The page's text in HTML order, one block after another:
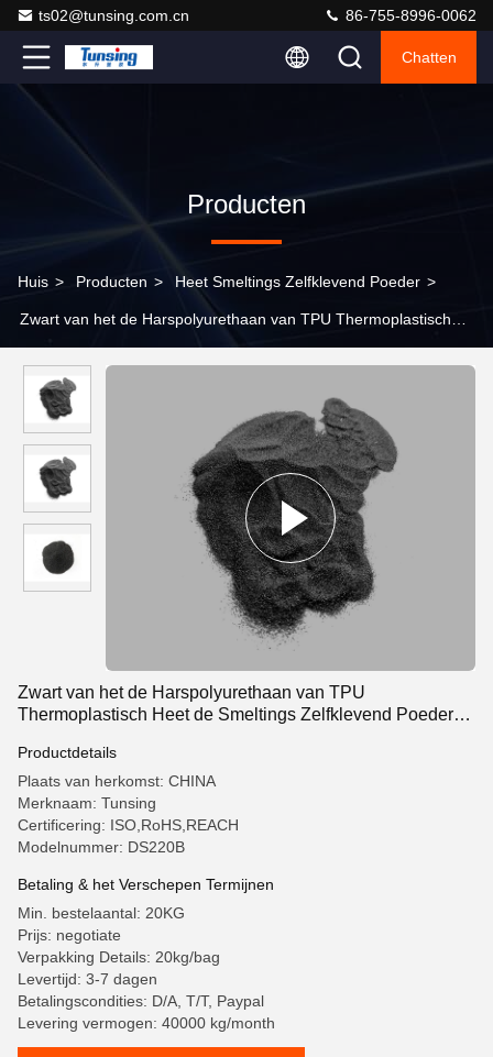
ts02@tunsing.com.cn 86-755-8996-0062
Chatten
Producten
Huis > Producten > Heet Smeltings Zelfklevend Poeder >
Zwart van het de Harspolyurethaan van TPU Thermoplastisch
Zwart van het de Harspolyurethaan van TPU
Thermoplastisch Heet de Smeltings Zelfklevend Poeder
Productdetails
Plaats van herkomst: CHINA
Merknaam: Tunsing
Certificering: ISO,RoHS,REACH
Modelnummer: DS220B
Betaling & het Verschepen Termijnen
Min. bestelaantal: 20KG
Prijs: negotiate
Verpakking Details: 20kg/bag
Levertijd: 3-7 dagen
Betalingscondities: D/A, T/T, Paypal
Levering vermogen: 40000 kg/month